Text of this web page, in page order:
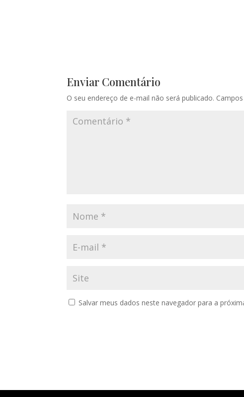
Enviar Comentário
O seu endereço de e-mail não será publicado.
Salvar meus dados neste navegador para a